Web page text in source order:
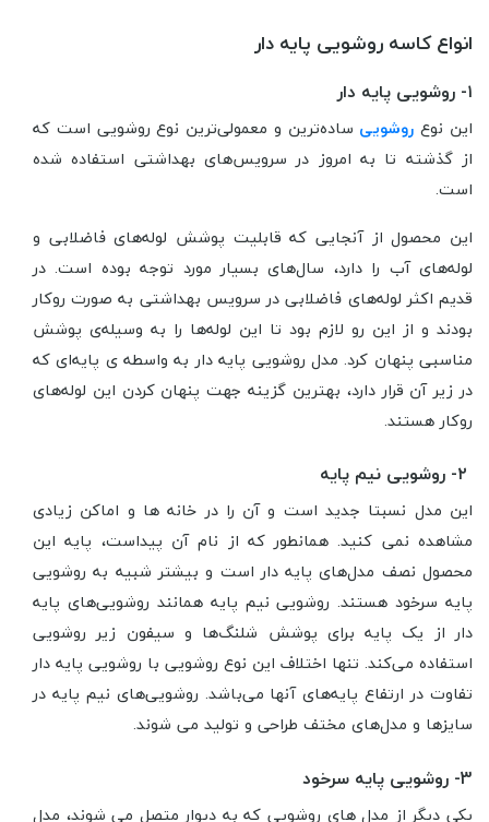
انواع کاسه روشویی پایه دار
۱- روشویی پایه دار
این نوع روشویی ساده‌ترین و معمولی‌ترین نوع روشویی است که
از گذشته تا به امروز در سرویس‌های بهداشتی استفاده شده
است.
این محصول از آنجایی که قابلیت پوشش لوله‌های فاضلابی و
لوله‌های آب را دارد، سال‌های بسیار مورد توجه بوده است. در
قدیم اکثر لوله‌های فاضلابی در سرویس بهداشتی به صورت روکار
بودند و از این رو لازم بود تا این لوله‌ها را به وسیله‌ی پوشش
مناسبی پنهان کرد. مدل روشویی پایه دار به واسطه ی پایه‌ای که
در زیر آن قرار دارد، بهترین گزینه جهت پنهان کردن این لوله‌های
روکار هستند.
این مدل نسبتا جدید است و آن را در خانه ها و اماکن زیادی
مشاهده نمی کنید. همانطور که از نام آن پیداست، پایه این
محصول نصف مدل‌های پایه دار است و بیشتر شبیه به روشویی
پایه سرخود هستند. روشویی نیم پایه همانند روشویی‌های پایه
دار از یک پایه برای پوشش شلنگ‌ها و سیفون زیر روشویی
استفاده می‌کند. تنها اختلاف این نوع روشویی با روشویی پایه دار
تفاوت در ارتفاع پایه‌های آنها می‌باشد. روشویی‌های نیم پایه در
سایزها و مدل‌های مختف طراحی و تولید می شوند.
3- روشویی پایه سرخود
یکی دیگر از مدل های روشویی که به دیوار متصل می شوند، مدل